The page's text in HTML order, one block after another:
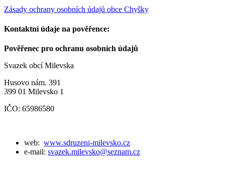
Zásady ochrany osobních údajů obce Chyšky
Kontaktní údaje na pověřence:
Pověřenec pro ochranu osobních údajů
Svazek obcí Milevska
Husovo nám. 391
399 01 Milevsko 1
IČO: 65986580
web: www.sdruzeni-milevsko.cz
e-mail: svazek.milevsko@seznam.cz